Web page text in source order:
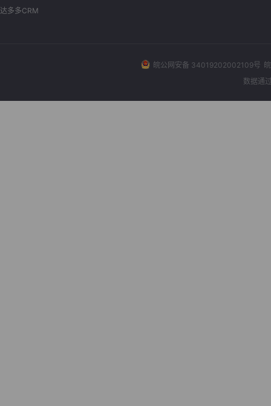
达多多CRM
皖公网安备 34019202002109号
数据通